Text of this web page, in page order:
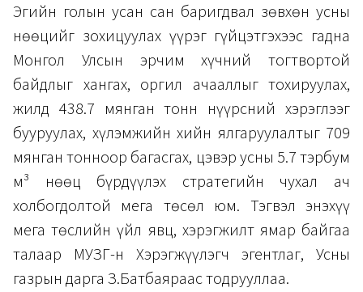
Эгийн голын усан сан баригдвал зөвхөн усны
нөөцийг зохицуулах үүрэг гүйцэтгэхээс гадна
Монгол Улсын эрчим хүчний тогтвортой
байдлыг хангах, оргил ачааллыг тохируулах,
жилд 438.7 мянган тонн нүүрсний хэрэглээг
бууруулах, хүлэмжийн хийн ялгаруулалтыг 709
мянган тонноор багасгах, цэвэр усны 5.7 тэрбум
м³ нөөц бүрдүүлэх стратегийн чухал ач
холбогдолтой мега төсөл юм. Тэгвэл энэхүү
мега төслийн үйл явц, хэрэгжилт ямар байгаа
талаар МУЗГ-н Хэрэгжүүлэгч эгентлаг, Усны
газрын дарга З.Батбаяраас тодрууллаа.